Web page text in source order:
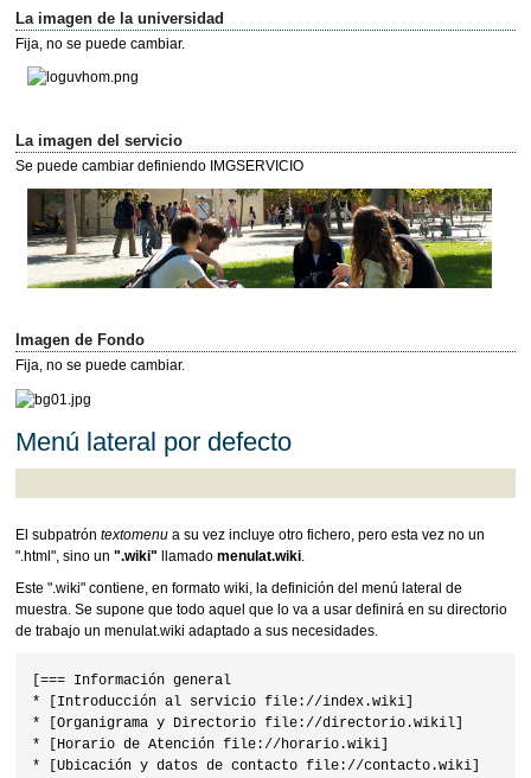
La imagen de la universidad
Fija, no se puede cambiar.
La imagen del servicio
Se puede cambiar definiendo IMGSERVICIO
Imagen de Fondo
Fija, no se puede cambiar.
Menú lateral por defecto
El subpatrón textomenua su vez incluye otro fichero, pero esta vez no un
".html", sino un ".wiki" llamado menulat.wiki.
Este ".wiki" contiene, en formato wiki, la definición del menú lateral de
muestra. Se supone que todo aquel que lo va a usar definirá en su directorio
de trabajo un menulat.wiki adaptado a sus necesidades.
[=== Información general
* [Introducción al servicio file://index.wiki]
* [Organigrama y Directorio file://directorio.wikil]
* [Horario de Atención file://horario.wiki]
* [Ubicación y datos de contacto file://contacto.wiki]